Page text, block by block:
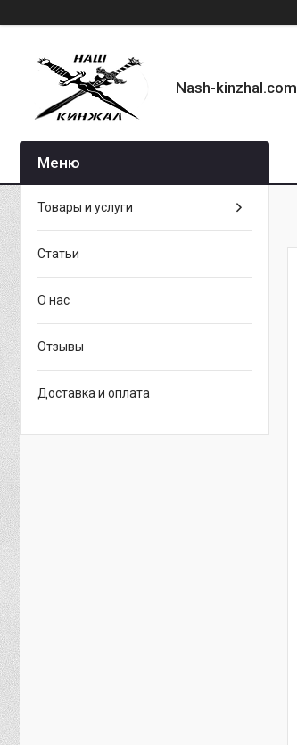
Nash-kinzhal.com
Товары и услуги
Статьи
О нас
Отзывы
Доставка и оплата